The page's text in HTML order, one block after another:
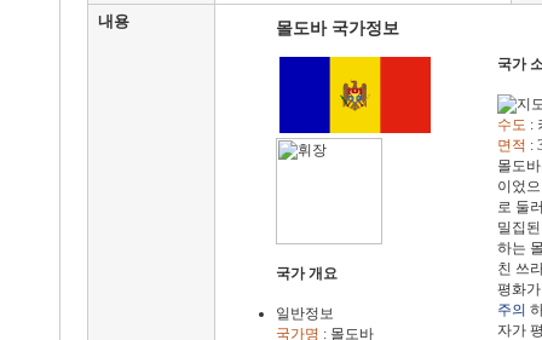
내용
몰도바 국가정보
국가 개요
일반정보
국가명 : 몰도바
국가
수도 :
면적 :
몰도
이었
로 둘
밀집
하는
친 쓰
평화
주의
자가